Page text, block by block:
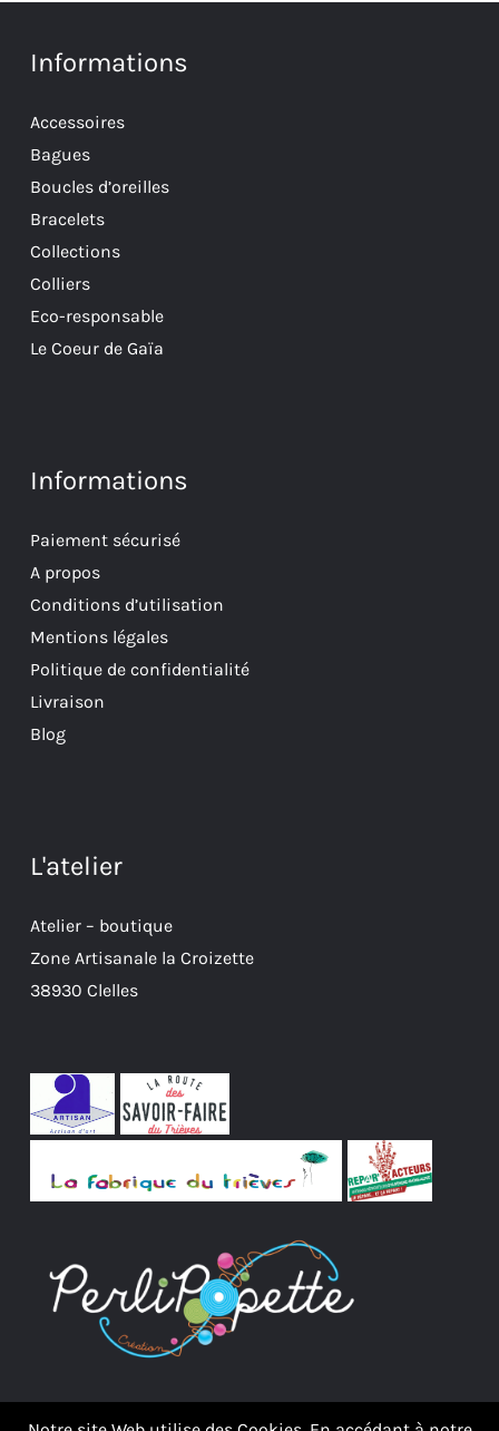
Informations
Accessoires
Bagues
Boucles d’oreilles
Bracelets
Collections
Colliers
Eco-responsable
Le Coeur de Gaïa
Informations
Paiement sécurisé
A propos
Conditions d’utilisation
Mentions légales
Politique de confidentialité
Livraison
Blog
L'atelier
Atelier – boutique
Zone Artisanale la Croizette
38930 Clelles